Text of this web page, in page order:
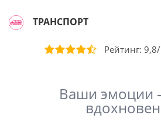
ТРАНСПОРТ
Рейтинг: 9,8/
Ваши эмоции